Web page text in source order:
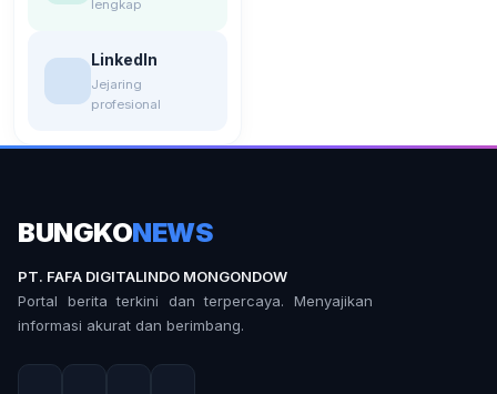
lengkap
LinkedIn
Jejaring
profesional
BUNGKONEWS
PT. FAFA DIGITALINDO MONGONDOW
Portal berita terkini dan terpercaya. Menyajikan
informasi akurat dan berimbang.